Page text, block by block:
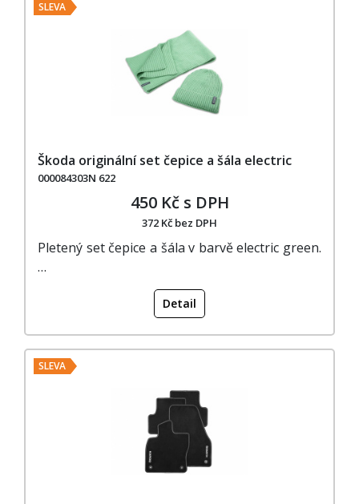
SLEVA
Škoda originální set čepice a šála electric
000084303N 622
450 Kč s DPH
372 Kč bez DPH
Pletený set čepice a šála v barvě electric green.
…
Detail
SLEVA